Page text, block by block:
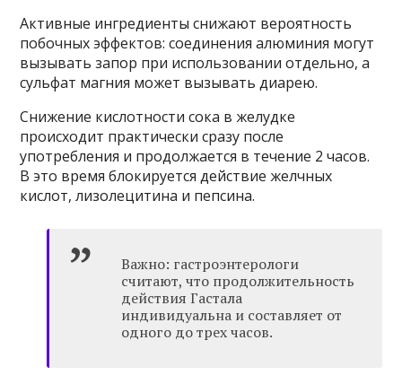
Активные ингредиенты снижают вероятность
побочных эффектов: соединения алюминия могут
вызывать запор при использовании отдельно, а
сульфат магния может вызывать диарею.
Снижение кислотности сока в желудке
происходит практически сразу после
употребления и продолжается в течение 2 часов.
В это время блокируется действие желчных
кислот, лизолецитина и пепсина.
Важно: гастроэнтерологи
считают, что продолжительность
действия Гастала
индивидуальна и составляет от
одного до трех часов.